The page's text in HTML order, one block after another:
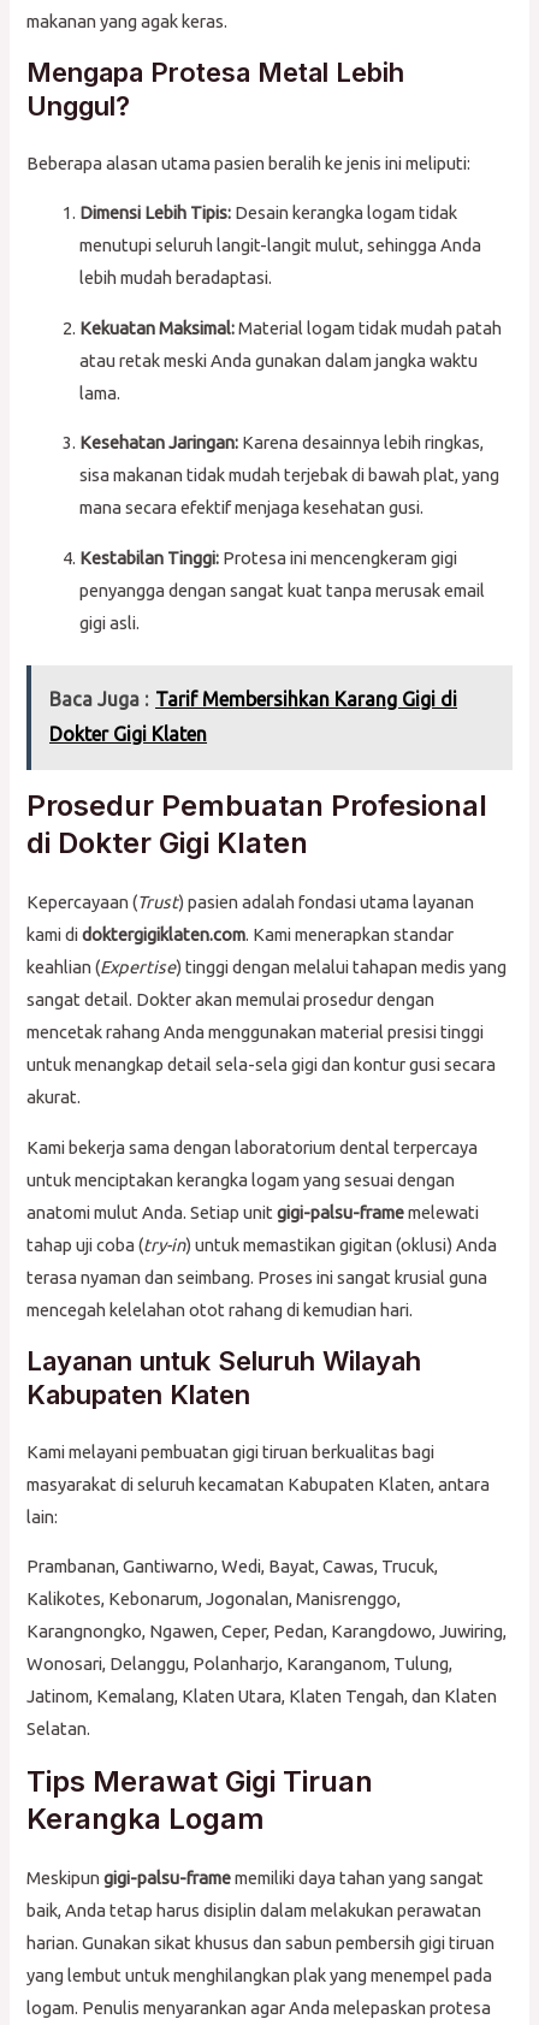
makanan yang agak keras.
Mengapa Protesa Metal Lebih
Unggul?
Beberapa alasan utama pasien beralih ke jenis ini meliputi:
Dimensi Lebih Tipis: Desain kerangka logam tidak
menutupi seluruh langit-langit mulut, sehingga Anda
lebih mudah beradaptasi.
Kekuatan Maksimal:Material logam tidak mudah patah
atau retak meski Anda gunakan dalam jangka waktu
lama.
Kesehatan Jaringan: Karena desainnya lebih ringkas,
sisa makanan tidak mudah terjebak di bawah plat, yang
mana secara efektif menjaga kesehatan gusi.
Kestabilan Tinggi: Protesa ini mencengkeram gigi
penyangga dengan sangat kuat tanpa merusak email
gigi asli.
Baca Juga : Tarif Membersihkan Karang Gigi di
Dokter Gigi Klaten
Prosedur Pembuatan Profesional
di Dokter Gigi Klaten
Kepercayaan (Trust) pasien adalah fondasi utama layanan
kami didoktergigiklaten.com. Kami menerapkan standar
keahlian (Expertise) tinggi dengan melalui tahapan medis yang
sangat detail. Dokter akan memulai prosedur dengan
mencetak rahang Anda menggunakan material presisi tinggi
untuk menangkap detail sela-sela gigi dan kontur gusi secara
akurat.
Kami bekerja sama dengan laboratorium dental terpercaya
untuk menciptakan kerangka logam yang sesuai dengan
anatomi mulut Anda. Setiap unitgigi-palsu-framemelewati
tahap uji coba (try-in) untuk memastikan gigitan (oklusi) Anda
terasa nyaman dan seimbang. Proses ini sangat krusial guna
mencegah kelelahan otot rahang di kemudian hari.
Layanan untuk Seluruh Wilayah
Kabupaten Klaten
Kami melayani pembuatan gigi tiruan berkualitas bagi
masyarakat di seluruh kecamatan Kabupaten Klaten, antara
lain:
Prambanan, Gantiwarno, Wedi, Bayat, Cawas, Trucuk,
Kalikotes, Kebonarum, Jogonalan, Manisrenggo,
Karangnongko, Ngawen, Ceper, Pedan, Karangdowo, Juwiring,
Wonosari, Delanggu, Polanharjo, Karanganom, Tulung,
Jatinom, Kemalang, Klaten Utara, Klaten Tengah, dan Klaten
Selatan.
Tips Merawat Gigi Tiruan
Kerangka Logam
Meskipungigi-palsu-framememiliki daya tahan yang sangat
baik, Anda tetap harus disiplin dalam melakukan perawatan
harian. Gunakan sikat khusus dan sabun pembersih gigi tiruan
yang lembut untuk menghilangkan plak yang menempel pada
logam. Penulis menyarankan agar Anda melepaskan protesa